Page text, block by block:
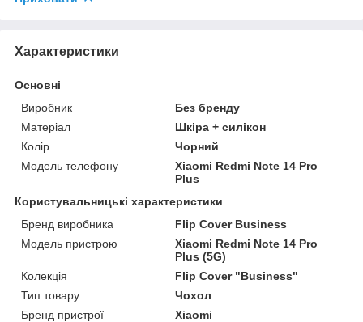
Характеристики
Основні
Виробник
Без бренду
Матеріал
Шкіра + силікон
Колір
Чорний
Модель телефону
Xiaomi Redmi Note 14 Pro
Plus
Користувальницькі характеристики
Бренд виробника
Flip Cover Business
Модель пристрою
Xiaomi Redmi Note 14 Pro
Plus (5G)
Колекція
Flip Cover "Business"
Тип товару
Чохол
Бренд пристрої
Xiaomi